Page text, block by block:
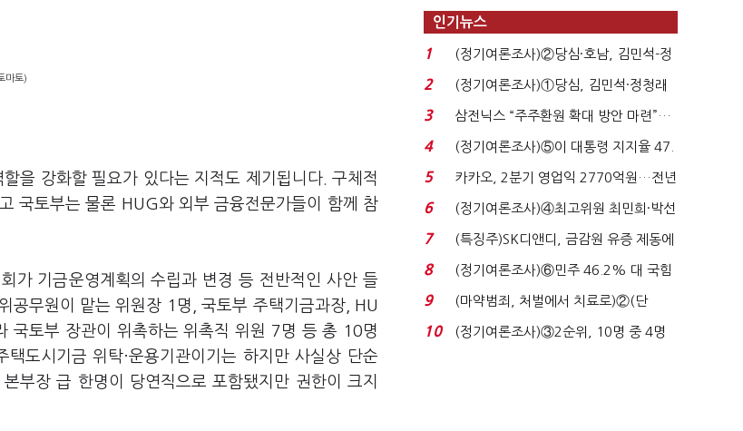
마토)
을 강화할 필요가 있다는 지적도 제기됩니다. 구체적
국토부는 물론 HUG와 외부 금융전문가들이 함께 참
가 기금운영계획의 수립과 변경 등 전반적인 사안 들
공무원이 맡는 위원장 1명, 국토부 주택기금과장, HU
국토부 장관이 위촉하는 위촉직 위원 7명 등 총 10명
도시기금 위탁·운용기관이기는 하지만 사실상 단순
부장 급 한명이 당연직으로 포함됐지만 권한이 크지
인기뉴스
1
(정기여론조사)②당심·호남, 김민석-정
청래 '초접전'...
2
(정기여론조사)①당심, 김민석·정청래
'초접전'…대통령 ...
3
삼전닉스 “주주환원 확대 방안 마련”…
로이터에 성명...
4
(정기여론조사)⑤이 대통령 지지율 47.
7%…일주일 만에 ...
5
카카오, 2분기 영업익 2770억원…전년
비 36% 증가...
6
(정기여론조사)④최고위원 최민희·박선
원 '양강'…서미...
7
(특징주)SK디앤디, 금감원 유증 제동에
장 초반 상한가...
8
(정기여론조사)⑥민주 46.2% 대 국힘
31.0%…오차범위 밖 ...
9
(마약범죄, 처벌에서 치료로)②(단
독)"마약은 전염병…여성...
10
(정기여론조사)③2순위, 10명 중 4명